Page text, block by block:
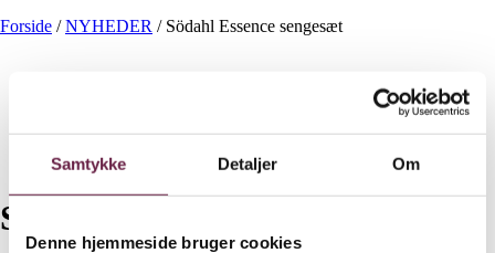
Samtykke Detaljer Om
Denne hjemmeside bruger cookies
Forside /NYHEDER / Södahl Essence sengesæt
Södahl Essence sengesæt